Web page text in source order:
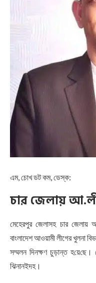
এম, চোখ ডট কম, ডেস্ক:
চার জেলায়
মেহেরপুর জেলাসহ চার জেলায়
বাংলাদেশ আওয়ামী লীগের খুলনা
সম্মলন দিনক্ষণ চুড়ান্ত হ‌য়ে‌ছে।
ঝিনানইদহ।